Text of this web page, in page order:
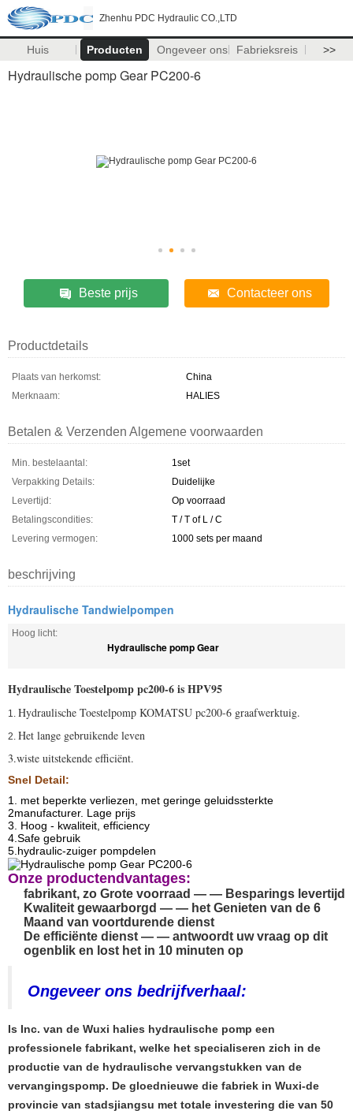
Zhenhu PDC Hydraulic CO.,LTD
Huis Producten Ongeveer ons Fabrieksreis >>
Hydraulische pomp Gear PC200-6
Beste prijs Contacteer ons
Productdetails
Plaats van herkomst:
China
Merknaam:
HALIES
Betalen & Verzenden Algemene voorwaarden
Min. bestelaantal:
1set
Verpakking Details:
Duidelijke
Levertijd:
Op voorraad
Betalingscondities:
T / T of L / C
Levering vermogen:
1000 sets per maand
beschrijving
Hydraulische Tandwielpompen
Hoog licht:
Hydraulische pomp Gear
Hydraulische Toestelpomp pc200-6 is HPV95
1. Hydraulische Toestelpomp KOMATSU pc200-6 graafwerktuig.
2. Het lange gebruikende leven
3.wiste uitstekende efficiënt.
Snel Detail:
1. met beperkte verliezen, met geringe geluidssterkte
2manufacturer. Lage prijs
3. Hoog - kwaliteit, efficiency
4.Safe gebruik
5.hydraulic-zuiger pompdelen
Onze productendvantages:
fabrikant, zo Grote voorraad — — Besparings levertijd
Kwaliteit gewaarborgd — — het Genieten van de 6
Maand van voortdurende dienst
De efficiënte dienst — — antwoordt uw vraag op dit
ogenblik en lost het in 10 minuten op
Ongeveer ons bedrijfverhaal:
Is Inc. van de Wuxi halies hydraulische pomp een
professionele fabrikant, welke het specialiseren zich in de
productie van de hydraulische vervangstukken van de
vervangingspomp. De gloednieuwe die fabriek in Wuxi-de
provincie van stadsjiangsu met totale investering die van 50